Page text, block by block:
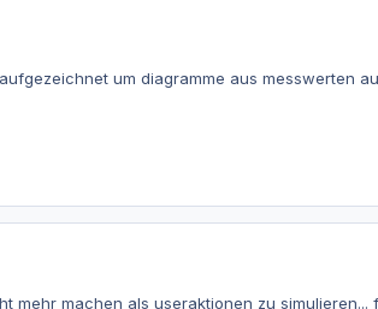
um diagramme aus messwerten
mehr machen als useraktionen zu simulieren...